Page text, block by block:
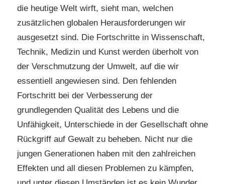
die heutige Welt wirft, sieht man, welchen
zusätzlichen globalen Herausforderungen wir
ausgesetzt sind. Die Fortschritte in Wissenschaft,
Technik, Medizin und Kunst werden überholt von
der Verschmutzung der Umwelt, auf die wir
essentiell angewiesen sind. Den fehlenden
Fortschritt bei der Verbesserung der
grundlegenden Qualität des Lebens und die
Unfähigkeit, Unterschiede in der Gesellschaft ohne
Rückgriff auf Gewalt zu beheben. Nicht nur die
jungen Generationen haben mit den zahlreichen
Effekten und all diesen Problemen zu kämpfen,